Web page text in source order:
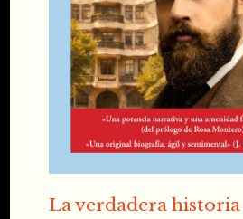
La verdadera